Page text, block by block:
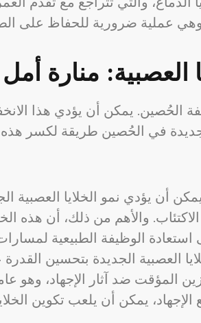
العصبية: منارة
الحُصين. يمكن أن يؤدي هذا
في الحُصين طريقة لكسر
يمكن أن يؤدي نمو الخلايا العصبية
والأهم من ذلك، أن هذه
العصبية الجديدة بتحسين
المؤقت ضد آثار الإجهاد، وهو